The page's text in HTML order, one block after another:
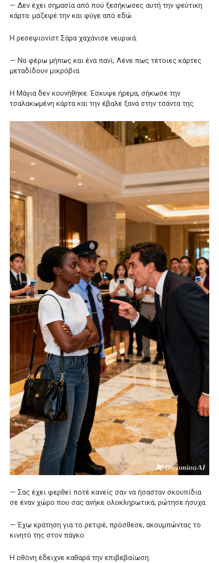
— Δεν έχει σημασία από πού ξεσήκωσες αυτή την ψεύτικη
κάρτα· μάζεψέ την και φύγε από εδώ.
Η ρεσεψιονίστ Σάρα χαχάνισε νευρικά:
— Να φέρω μήπως και ένα πανί; Λένε πως τέτοιες κάρτες
μεταδίδουν μικρόβια.
Η Μάγια δεν κουνήθηκε. Έσκυψε ήρεμα, σήκωσε την
τσαλακωμένη κάρτα και την έβαλε ξανά στην τσάντα της.
— Σας έχει φερθεί ποτέ κανείς σαν να ήσασταν σκουπίδια
σε έναν χώρο που σας ανήκε ολοκληρωτικά; ρώτησε ήσυχα.
— Έχω κράτηση για το ρετιρέ, πρόσθεσε, ακουμπώντας το
κινητό της στον πάγκο.
Η οθόνη έδειχνε καθαρά την επιβεβαίωση: